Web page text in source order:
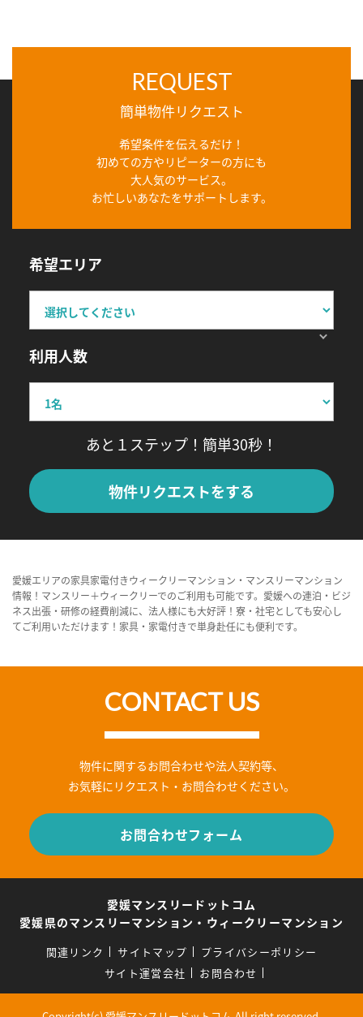
REQUEST
簡単物件リクエスト
希望条件を伝えるだけ！
初めての方やリピーターの方にも
大人気のサービス。
お忙しいあなたをサポートします。
希望エリア
利用人数
あと１ステップ！簡単30秒！
物件リクエストをする
愛媛エリアの家具家電付きウィークリーマンション・マンスリーマンション
情報！マンスリー＋ウィークリーでのご利用も可能です。愛媛への連泊・ビジ
ネス出張・研修の経費削減に、法人様にも大好評！寮・社宅としても安心し
てご利用いただけます！家具・家電付きで単身赴任にも便利です。
CONTACT US
物件に関するお問合わせや法人契約等、
お気軽にリクエスト・お問合わせください。
お問合わせフォーム
愛媛マンスリードットコム
愛媛県のマンスリーマンション・ウィークリーマンション
関連リンク サイトマップ
プライバシーポリシー
サイト運営会社
お問合わせ